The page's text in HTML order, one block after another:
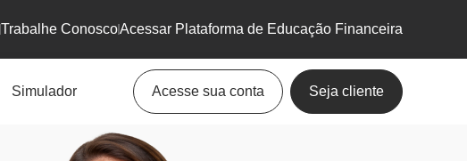
Trabalhe ConoscoAcessar Plataforma de Educação Financeira
Simulador Acesse sua conta Seja cliente